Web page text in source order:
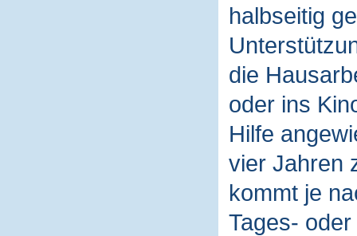
halbseitig
die
oder ins
Hilfe
vier Jahren
kommt je
Tages-